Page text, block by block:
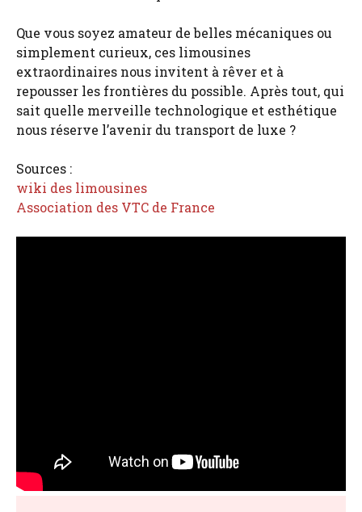
Que vous soyez amateur de belles mécaniques ou
simplement curieux, ces limousines
extraordinaires nous invitent à rêver et à
repousser les frontières du possible. Après tout, qui
sait quelle merveille technologique et esthétique
nous réserve l’avenir du transport de luxe ?
Sources :
wiki des limousines
Association des VTC de France